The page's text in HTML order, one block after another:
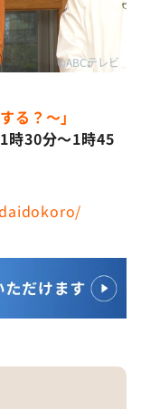
©ABCテレビ
る？〜」
時30分～1時45